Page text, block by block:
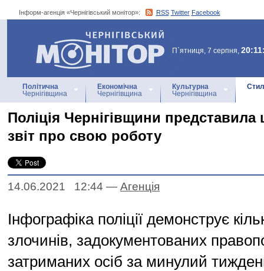
Інформ-агенція «Чернігівський монітор»: RSS Twitter Facebook
Інформ-агенція
«Чернігівський монітор»
П`ятниця, 7 серпня,
Політична
Чернігівщина
Економічна
Чернігівщина
Культурна
Чернігівщина
Поліція Чернігівщини
звіт про свою роботу
14.06.2021 12:44 — Агенцiя
Інфографіка поліції демонструє
злочинів, задокументованих
затриманих осіб за минулий